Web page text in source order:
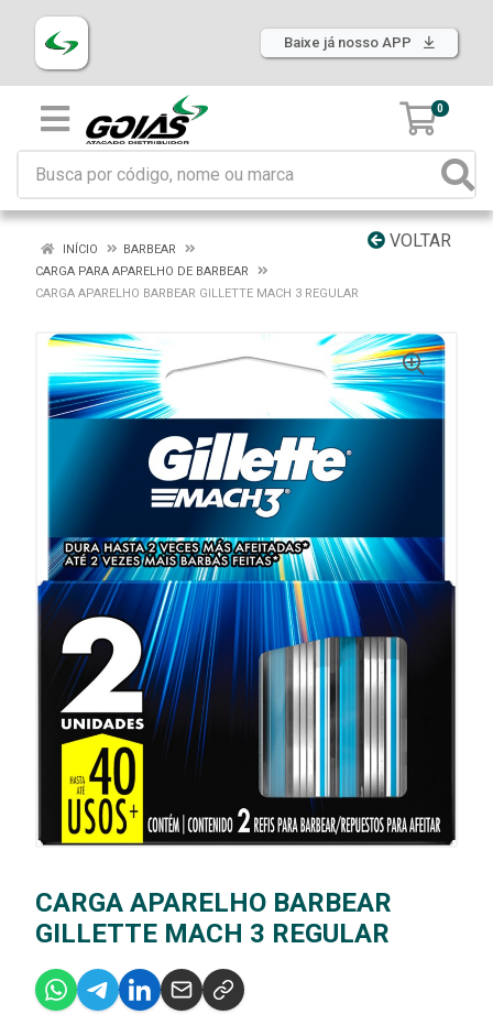
Baixe já nosso APP
0
VOLTAR
INÍCIO
BARBEAR
CARGA PARA APARELHO DE BARBEAR
CARGA APARELHO BARBEAR GILLETTE MACH 3 REGULAR
CARGA APARELHO BARBEAR
GILLETTE MACH 3 REGULAR